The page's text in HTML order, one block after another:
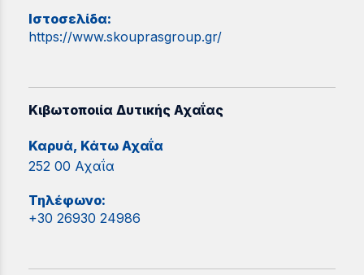
Ιστοσελίδα:
https://www.skouprasgroup.gr/
Κιβωτοποιία Δυτικής Αχαΐας
Καρυά, Κάτω Αχαΐα
252 00 Αχαΐα
Τηλέφωνο:
+30 26930 24986